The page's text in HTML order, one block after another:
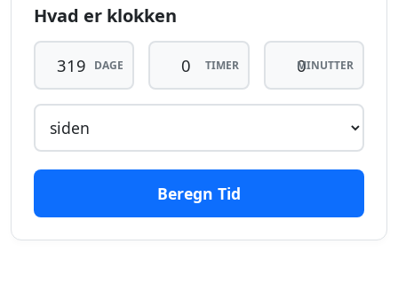
312 dage
siden
29.09.2025
dage
fra-
nu
siden
28.09.2025
fra-
nu
16.06.2027
314 dage
dage
Hvad er klokken
DAGE TIMER MINUTTER
Beregn Tid